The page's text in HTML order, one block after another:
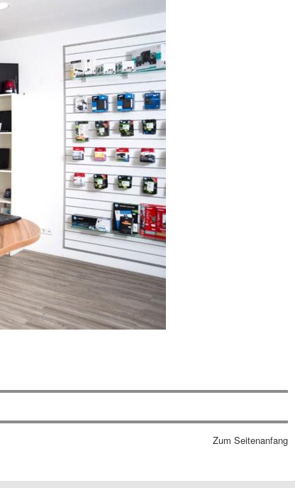
Zum Seitenanfang